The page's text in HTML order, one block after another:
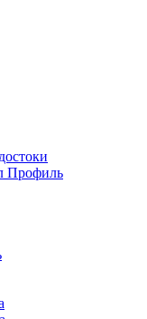
Профиль